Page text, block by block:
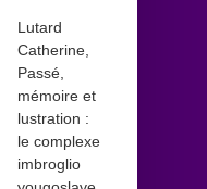
Lutard
Catherine,
Passé,
mémoire et
lustration :
le complexe
imbroglio